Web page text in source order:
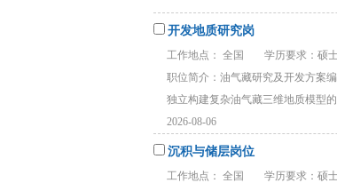
开发地质研究岗
工作地点： 全国
学历要求：硕
职位简介：油气藏研究及开发方案
独立构建复杂油气藏三维地质模型
2026-08-06
沉积与储层岗位
工作地点： 全国
学历要求：硕